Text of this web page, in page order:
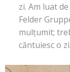
zi. Am luat
Felder
mulțumit;
căntuiesc o zi.